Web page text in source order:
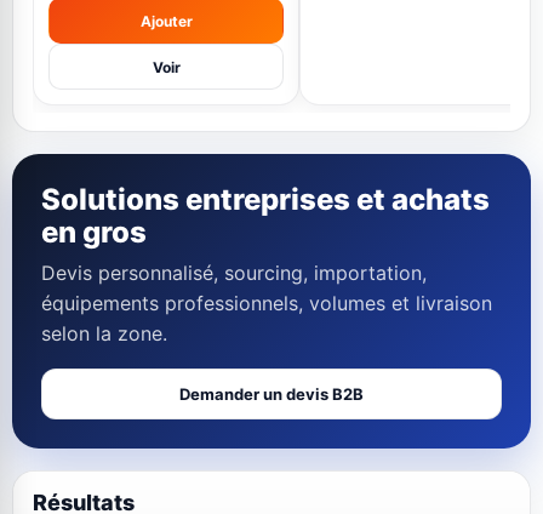
Ajouter
Voir
Solutions entreprises et achats
en gros
Devis personnalisé, sourcing, importation,
équipements professionnels, volumes et livraison
selon la zone.
Demander un devis B2B
Résultats